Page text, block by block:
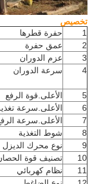
تخصيص
حفرة قطرها
عمق حفرة
عزم الدوران
4
سرعة الدوران
5 الأعلى.قوة الرفع
الأعلى.سرعة تغذية
الأعلى.سرعة الرفع
شوط التغذية
نوع محرك الديزل
10
تصنيف قوة الحصان
11
نظام كهربائي